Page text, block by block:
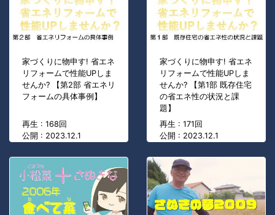
家づくりに物申す! 省エネ
リフォームで性能UPしま
せんか? 【第2部 省エネリ
フォームの具体事例】
再生 : 168回
公開 : 2023.12.1
家づくりに物申す! 省エネ
リフォームで性能UPしま
せんか? 【第1部 既存住宅
の省エネ性の状況と課
題】
再生 : 171回
公開 : 2023.12.1